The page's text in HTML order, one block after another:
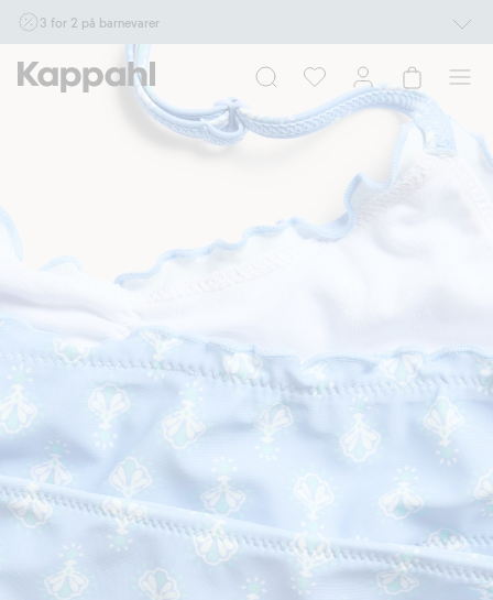
3 for 2 på barnevarer
17/8 i butikk & online for deg som er eller blir medlem. Kan ikke kombineres med
andre tilbud eller rabatter.
Handle nå